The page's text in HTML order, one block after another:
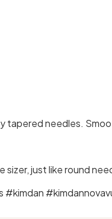
tapered needles.
sizer, just like round